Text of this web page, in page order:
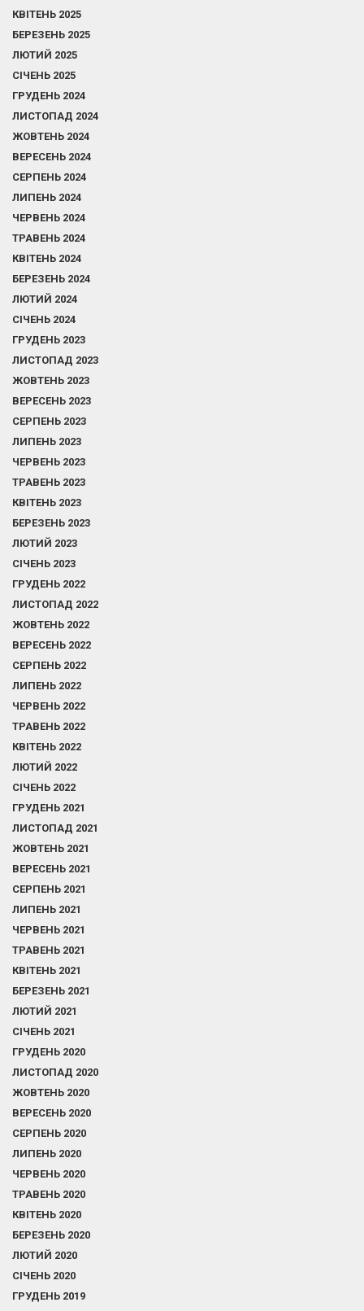
КВІТЕНЬ 2025
БЕРЕЗЕНЬ 2025
ЛЮТИЙ 2025
СІЧЕНЬ 2025
ГРУДЕНЬ 2024
ЛИСТОПАД 2024
ЖОВТЕНЬ 2024
ВЕРЕСЕНЬ 2024
СЕРПЕНЬ 2024
ЛИПЕНЬ 2024
ЧЕРВЕНЬ 2024
ТРАВЕНЬ 2024
КВІТЕНЬ 2024
БЕРЕЗЕНЬ 2024
ЛЮТИЙ 2024
СІЧЕНЬ 2024
ГРУДЕНЬ 2023
ЛИСТОПАД 2023
ЖОВТЕНЬ 2023
ВЕРЕСЕНЬ 2023
СЕРПЕНЬ 2023
ЛИПЕНЬ 2023
ЧЕРВЕНЬ 2023
ТРАВЕНЬ 2023
КВІТЕНЬ 2023
БЕРЕЗЕНЬ 2023
ЛЮТИЙ 2023
СІЧЕНЬ 2023
ГРУДЕНЬ 2022
ЛИСТОПАД 2022
ЖОВТЕНЬ 2022
ВЕРЕСЕНЬ 2022
СЕРПЕНЬ 2022
ЛИПЕНЬ 2022
ЧЕРВЕНЬ 2022
ТРАВЕНЬ 2022
КВІТЕНЬ 2022
ЛЮТИЙ 2022
СІЧЕНЬ 2022
ГРУДЕНЬ 2021
ЛИСТОПАД 2021
ЖОВТЕНЬ 2021
ВЕРЕСЕНЬ 2021
СЕРПЕНЬ 2021
ЛИПЕНЬ 2021
ЧЕРВЕНЬ 2021
ТРАВЕНЬ 2021
КВІТЕНЬ 2021
БЕРЕЗЕНЬ 2021
ЛЮТИЙ 2021
СІЧЕНЬ 2021
ГРУДЕНЬ 2020
ЛИСТОПАД 2020
ЖОВТЕНЬ 2020
ВЕРЕСЕНЬ 2020
СЕРПЕНЬ 2020
ЛИПЕНЬ 2020
ЧЕРВЕНЬ 2020
ТРАВЕНЬ 2020
КВІТЕНЬ 2020
БЕРЕЗЕНЬ 2020
ЛЮТИЙ 2020
СІЧЕНЬ 2020
ГРУДЕНЬ 2019